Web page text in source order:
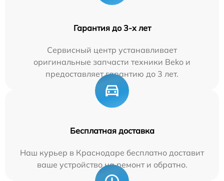
Гарантия до 3-х лет
Сервисный центр устанавливает
оригинальные запчасти техники Beko и
предоставляет гарантию до 3 лет.
Бесплатная доставка
Наш курьер в Краснодаре бесплатно доставит
ваше устройство на ремонт и обратно.